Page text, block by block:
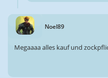
Noel89
Megaaaa alles kauf und